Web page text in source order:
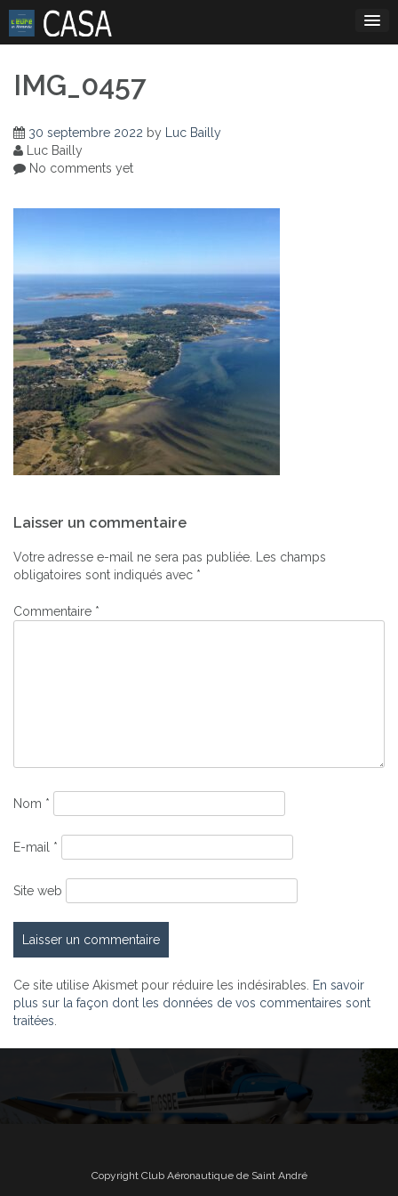
Skip
content
IMG_0457
30 septembre 2022 by Luc Bailly
Luc Bailly
No comments yet
de
l’article
Laisser un commentaire
Votre adresse e-mail ne sera pas publiée. Les champs
obligatoires sont indiqués avec *
Commentaire *
Nom *
E-mail *
Site web
Ce site utilise Akismet pour réduire les indésirables. En savoir
plus sur la façon dont les données de vos commentaires sont
traitées
Copyright Club Aéronautique de Saint André